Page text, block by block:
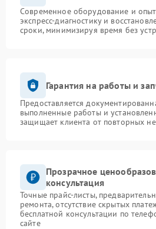
Современное оборудование и
экспресс-диагностику и
сроки, минимизируя время без
Гарантия на работы и
Предоставляется
выполненные работы и
защищает клиента от повторных
Прозрачное
консультация
Точные прайс-листы,
ремонта, отсутствие скрытых
бесплатной консультации по
сайте